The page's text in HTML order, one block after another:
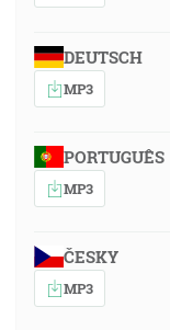
DEUTSCH
MP3
PORTUGUÊS
MP3
ČESKY
MP3